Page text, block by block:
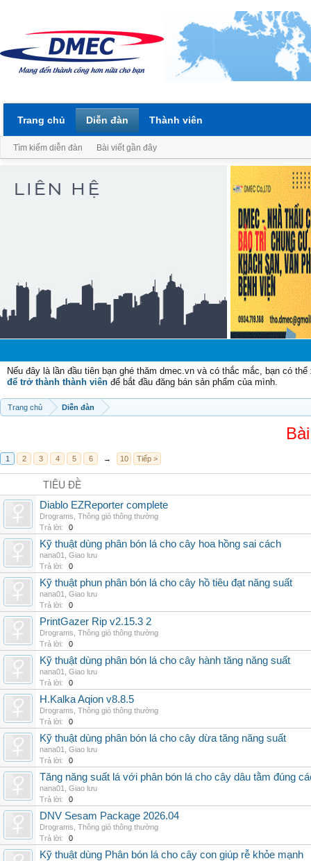
Nếu đây là lần đầu tiên bạn ghé thăm dmec.vn và có thắc mắc, bạn có
để trở thành thành viên để bắt đầu đăng bán sản phẩm của mình.
Trang chủ Diễn đàn
1 2 3 4 5 6 → 10 Tiếp >
TIÊU ĐỀ
Diablo EZReporter complete
Drograms Thông gió thông thường
Trả lời:
0
Kỹ thuật dùng phân bón lá cho cây hoa hồng sai cách
nana01
Giao lưu
Trả lời:
0
Kỹ thuật phun phân bón lá cho cây hồ tiêu đạt năng suất
nana01
Giao lưu
Trả lời:
0
PrintGazer Rip v2.15.3 2
Drograms Thông gió thông thường
Trả lời:
0
Kỹ thuật dùng phân bón lá cho cây hành tăng năng suất
nana01
Giao lưu
Trả lời:
0
H.Kalka Aqion v8.8.5
Drograms Thông gió thông thường
Trả lời:
0
Kỹ thuật dùng phân bón lá cho cây dừa tăng năng suất
nana01
Giao lưu
Trả lời:
0
Tăng năng suất lá với phân bón lá cho cây dâu tằm đúng
nana01
Giao lưu
Trả lời:
0
DNV Sesam Package 2026.04
Drograms Thông gió thông thường
Trả lời:
0
Kỹ thuật dùng Phân bón lá cho cây con giúp rễ khỏe mạnh
Trang chủ Diễn đàn
Tìm kiếm diễn đàn Bài viết gần đây
Thành viên